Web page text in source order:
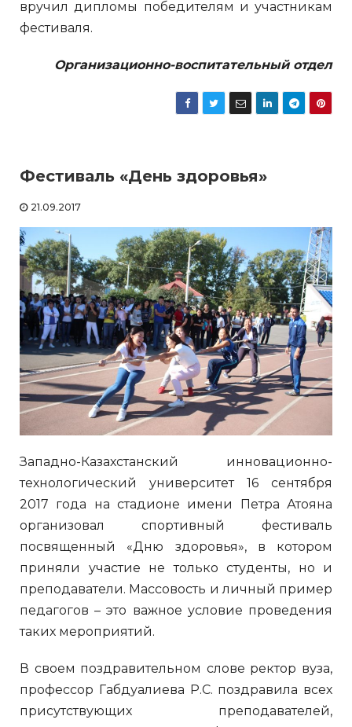
вручил дипломы победителям и участникам
фестиваля.
Организационно-воспитательный отдел
Фестиваль «День здоровья»
21.09.2017
Западно-Казахстанский инновационно-
технологический университет 16 сентября
2017 года на стадионе имени Петра Атояна
организовал спортивный фестиваль
посвященный «Дню здоровья», в котором
приняли участие не только студенты, но и
преподаватели. Массовость и личный пример
педагогов – это важное условие проведения
таких мероприятий.
В своем поздравительном слове ректор вуза,
профессор Габдуалиева Р.С. поздравила всех
присутствующих преподавателей,